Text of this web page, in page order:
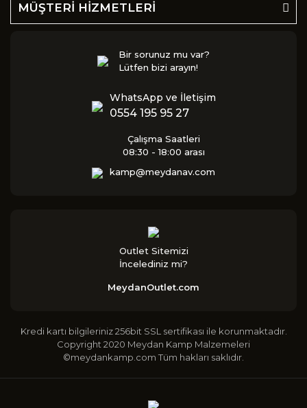
MÜŞTERİ HİZMETLERİ
Bir sorunuz mu var?
Lütfen bizi arayın!
WhatsApp ve İletişim
0554 195 95 27
Çalışma Saatleri
08:30 - 18:00 arası
kamp@meydanav.com
Outlet Sitemizi
İncelediniz mi?
MeydanOutlet.com
Kredi kartı bilgileriniz 256bit SSL sertifikası ile korunmaktadır.
Copyright 2020 Meydan Kamp Malzemeleri
©meydankamp.com Tüm hakları saklıdır.